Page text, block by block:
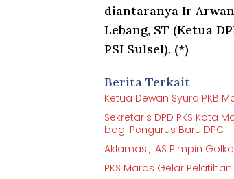
diantaranya Ir
Lebang, ST (Ketua
PSI Sulsel). (*)
Berita Terkait
Ketua Dewan Syura PKB
Sekretaris DPD PKS Kota
bagi Pengurus Baru DPC
Aklamasi, IAS Pimpin
PKS Maros Gelar